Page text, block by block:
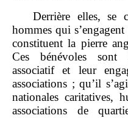
Derrière elles, se
hommes qui s’
constituent la pierre
Ces bénévoles sont
associatif et leur
associations ; qu’il s’
nationales caritatives,
associations de